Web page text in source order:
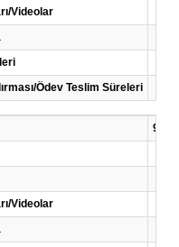
Videolar
Ödev Teslim Süreleri
9
Videolar